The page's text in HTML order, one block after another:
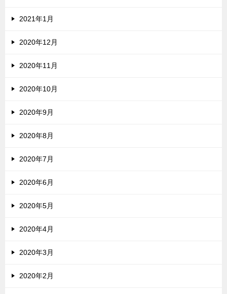
2021年1月
2020年12月
2020年11月
2020年10月
2020年9月
2020年8月
2020年7月
2020年6月
2020年5月
2020年4月
2020年3月
2020年2月